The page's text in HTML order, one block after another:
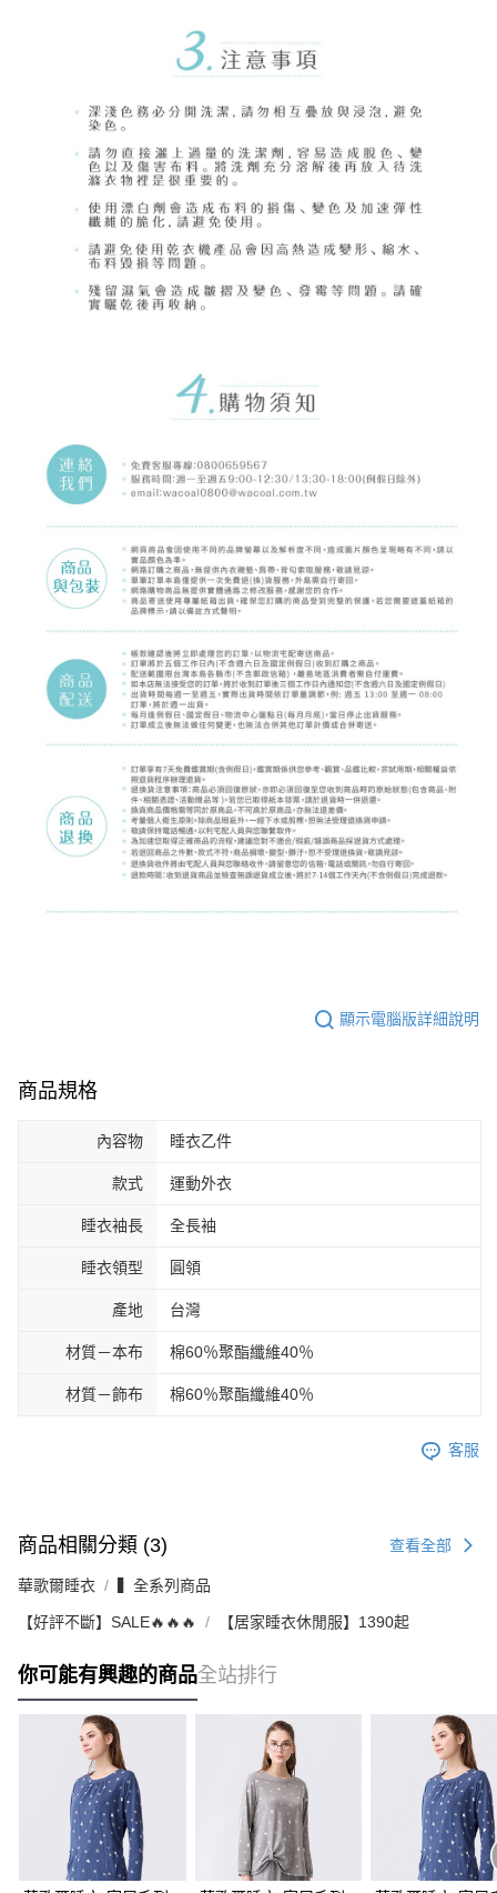
顯示電腦版詳細說明
商品規格
內容物 睡衣乙件
款式 運動外衣
睡衣袖長 全長袖
睡衣領型 圓領
產地 台灣
材質－本布 棉60％聚酯纖維40％
材質－飾布 棉60％聚酯纖維40％
客服
商品相關分類 (3) 查看全部
華歌爾睡衣 ▍全系列商品
【好評不斷】SALE🔥🔥🔥 【居家睡衣休閒服】1390起
你可能有興趣的商品全站排行